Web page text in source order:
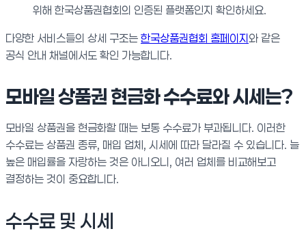
위해 한국상품권협회의 인증된 플랫폼인지 확인하세요.
다양한 서비스들의 상세 구조는 한국상품권협회 홈페이지와 같은
공식 안내 채널에서도 확인 가능합니다.
모바일 상품권 현금화 수수료와 시세는?
모바일 상품권을 현금화할 때는 보통 수수료가 부과됩니다. 이러한
수수료는 상품권 종류, 매입 업체, 시세에 따라 달라질 수 있습니다. 늘
높은 매입률을 자랑하는 것은 아니오니, 여러 업체를 비교해보고
결정하는 것이 중요합니다.
수수료 및 시세